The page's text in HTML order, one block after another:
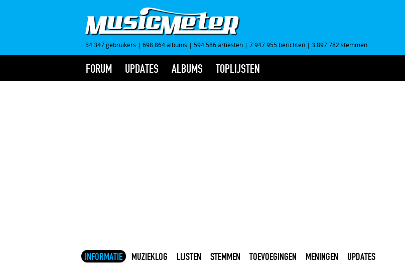
54.347 gebruikers | 698.864 albums | 594.586 artiesten | 7.947.955 berichten | 3.897.782 stemmen
FORUM UPDATES ALBUMS TOPLIJSTEN
INFORMATIE MUZIEKLOG LIJSTEN STEMMEN TOEVOEGINGEN MENINGEN UPDATES